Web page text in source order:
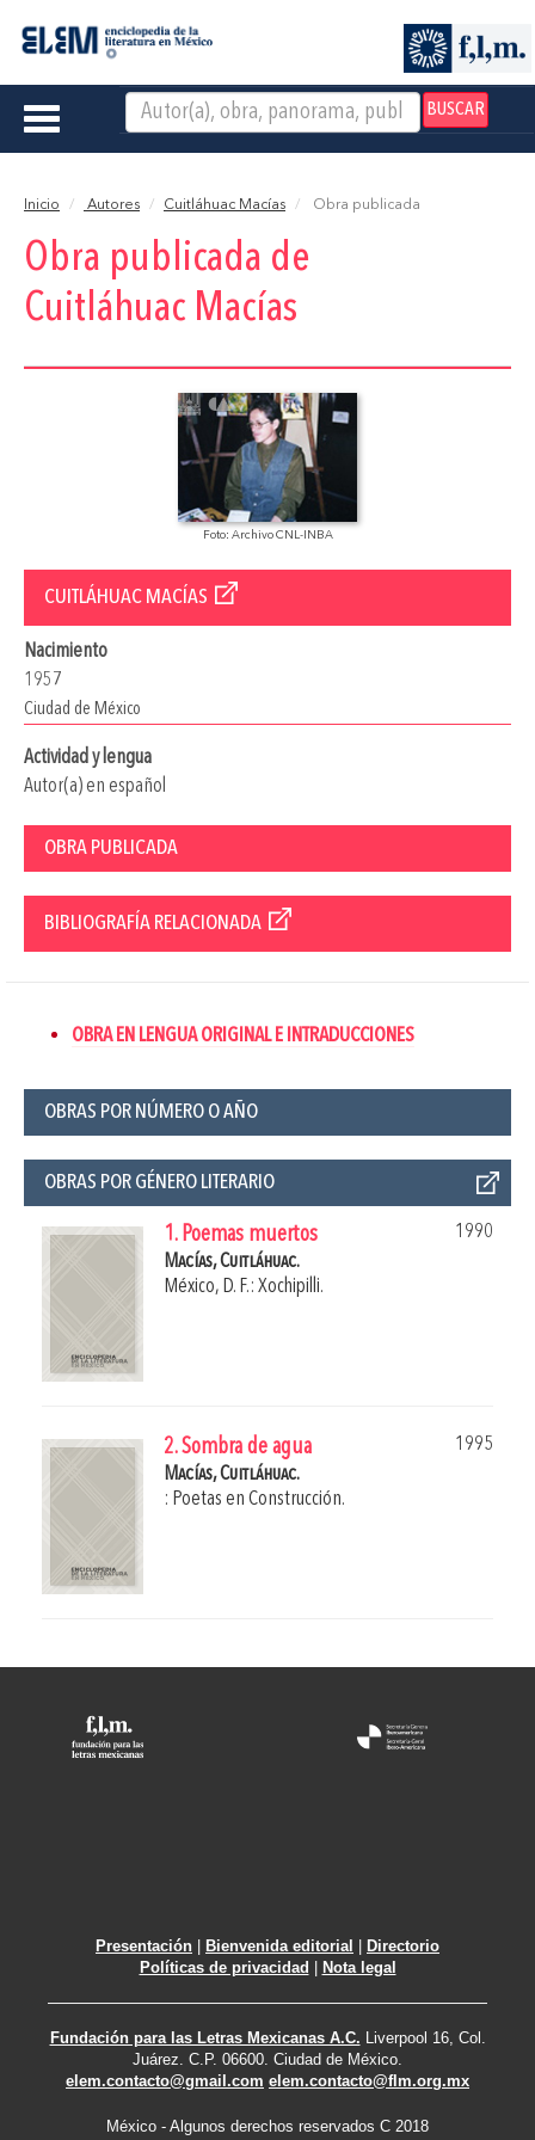
BUSCAR
Toggle
Inicio Autores Cuitláhuac Macías Obra publicada
Obra publicada de
Cuitláhuac Macías
Foto: Archivo CNL-INBA
CUITLÁHUAC MACÍAS
Nacimiento
1957
Ciudad de México
Actividad y lengua
Autor(a) en español
OBRA PUBLICADA
BIBLIOGRAFÍA RELACIONADA
OBRA EN LENGUA ORIGINAL E INTRADUCCIONES
OBRAS POR NÚMERO O AÑO
OBRAS POR GÉNERO LITERARIO
1. Poemas muertos
1990
Macías, Cuitláhuac.
México, D. F.: Xochipilli.
2. Sombra de agua
1995
Macías, Cuitláhuac.
: Poetas en Construcción.
Presentación Bienvenida editorial
Directorio
Políticas de privacidad
Nota legal
Fundación para las Letras Mexicanas A.C. Liverpool 16, Col.
Juárez. C.P. 06600. Ciudad de México.
elem.contacto@gmail.com elem.contacto@flm.org.mx
México - Algunos derechos reservados C 2018